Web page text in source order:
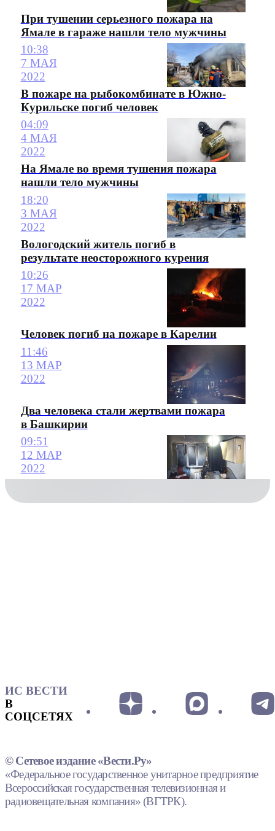
При тушении серьезного пожара на
Ямале в гараже нашли тело мужчины
10:38
7 МАЯ
2022
В пожаре на рыбокомбинате в Южно-
Курильске погиб человек
04:09
4 МАЯ
2022
На Ямале во время тушения пожара
нашли тело мужчины
18:20
3 МАЯ
2022
Вологодский житель погиб в
результате неосторожного курения
10:26
17 МАР
2022
Человек погиб на пожаре в Карелии
11:46
13 МАР
2022
Два человека стали жертвами пожара
в Башкирии
09:51
12 МАР
2022
ИС ВЕСТИ
В
СОЦСЕТЯХ
© Сетевое издание «Вести.Ру»
«Федеральное государственное унитарное предприятие
Всероссийская государственная телевизионная и
радиовещательная компания» (ВГТРК).